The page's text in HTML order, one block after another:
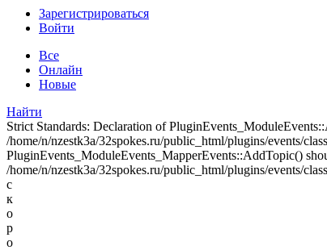
Зарегистрироваться
Войти
Все
Онлайн
Новые
Найти
Strict Standards: Declaration of
/home/n/nzestk3a/32spokes.ru/public_html/plugins/events/
PluginEvents_ModuleEvents_MapperEvents::AddTopic()
/home/n/nzestk3a/32spokes.ru/public_html/plugins/events/
с
к
о
р
о